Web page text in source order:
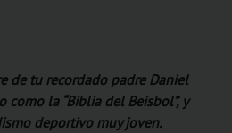
de tu recordado padre Daniel
como la “Biblia del Beisbol”, y
deportivo muy joven.